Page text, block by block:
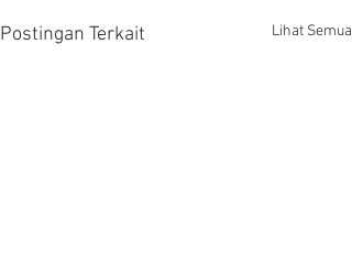
Postingan Terkait Lihat Semua